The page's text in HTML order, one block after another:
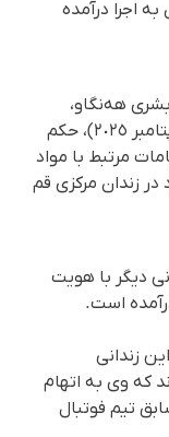
اجرا درآمده
هەنگاو،
سحرگاه روز سه‌شنبه ۱۸ شهریور ماه (٩ سپتامبر ٢٠٢٥)، حکم
مرتبط با مواد
زندان‌ مرکزی قم
دیگر با هویت
است.
زندانی
که وی به اتهام
تیم فوتبال